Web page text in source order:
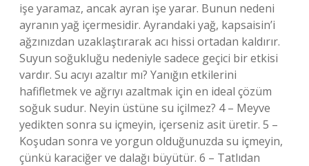
işe yaramaz, ancak ayran işe yarar. Bunun nedeni
ayranın yağ içermesidir. Ayrandaki yağ, kapsaisin’i
ağzınızdan uzaklaştırarak acı hissi ortadan kaldırır.
Suyun soğukluğu nedeniyle sadece geçici bir etkisi
vardır. Su acıyı azaltır mı? Yanığın etkilerini
hafifletmek ve ağrıyı azaltmak için en ideal çözüm
soğuk sudur. Neyin üstüne su içilmez? 4 – Meyve
yedikten sonra su içmeyin, içerseniz asit üretir. 5 –
Koşudan sonra ve yorgun olduğunuzda su içmeyin,
çünkü karaciğer ve dalağı büyütür. 6 – Tatlıdan